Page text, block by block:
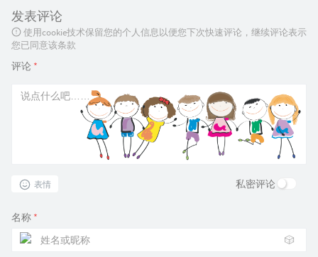
发表评论
使用cookie技术保留您的个人信息以便您下次快速评论，继续评论表示
您已同意该条款
评论 *
表情 私密评论
名称 *
🎲